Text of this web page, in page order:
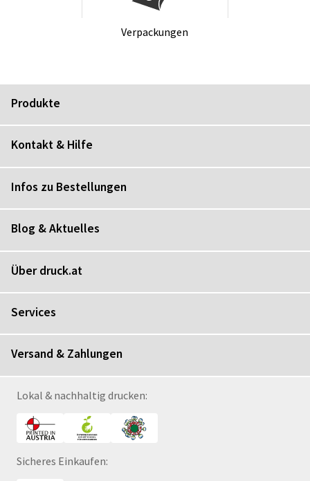
Ver­pa­ckun­gen
Produkte
Kontakt & Hilfe
Infos zu Bestellungen
Blog & Aktuelles
Über druck.at
Services
Versand & Zahlungen
Lokal & nachhaltig drucken:
Sicheres Einkaufen: